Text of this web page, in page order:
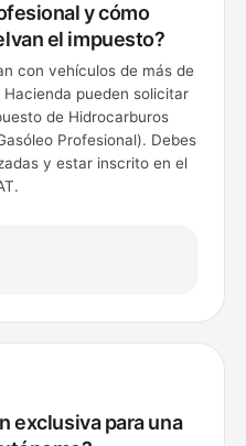
y cómo
el impuesto?
con vehículos de más de
pueden solicitar
de Hidrocarburos
Profesional). Debes
y estar inscrito en el
exclusiva para una